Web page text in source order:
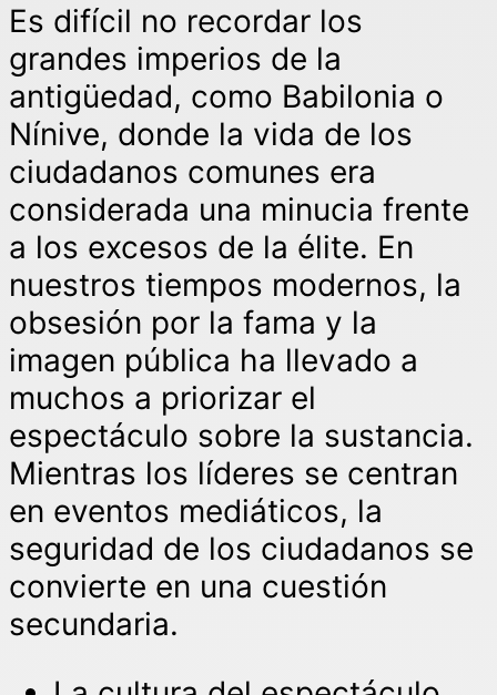
Es difícil no recordar los
grandes imperios de la
antigüedad, como Babilonia o
Nínive, donde la vida de los
ciudadanos comunes era
considerada una minucia frente
a los excesos de la élite. En
nuestros tiempos modernos, la
obsesión por la fama y la
imagen pública ha llevado a
muchos a priorizar el
espectáculo sobre la sustancia.
Mientras los líderes se centran
en eventos mediáticos, la
seguridad de los ciudadanos se
convierte en una cuestión
secundaria.